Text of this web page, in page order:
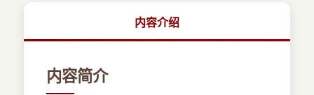
内容介绍
内容简介